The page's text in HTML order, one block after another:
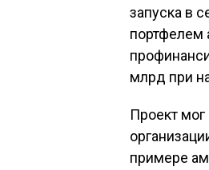
запуска в
портфелем
млрд при
Проект
примере